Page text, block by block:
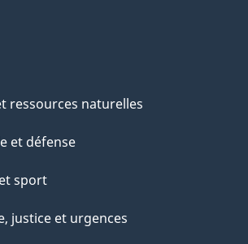
ressources naturelles
et défense
sport
justice et urgences